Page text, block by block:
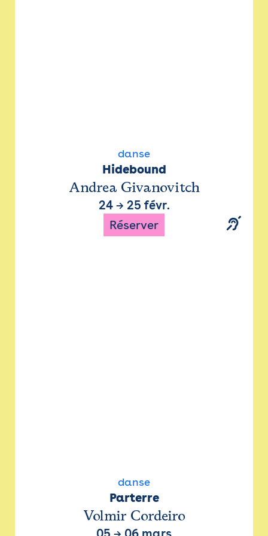
danse
Hidebound
Andrea Givanovitch
24→ 25 févr.
Réserver
danse
Parterre
Volmir Cordeiro